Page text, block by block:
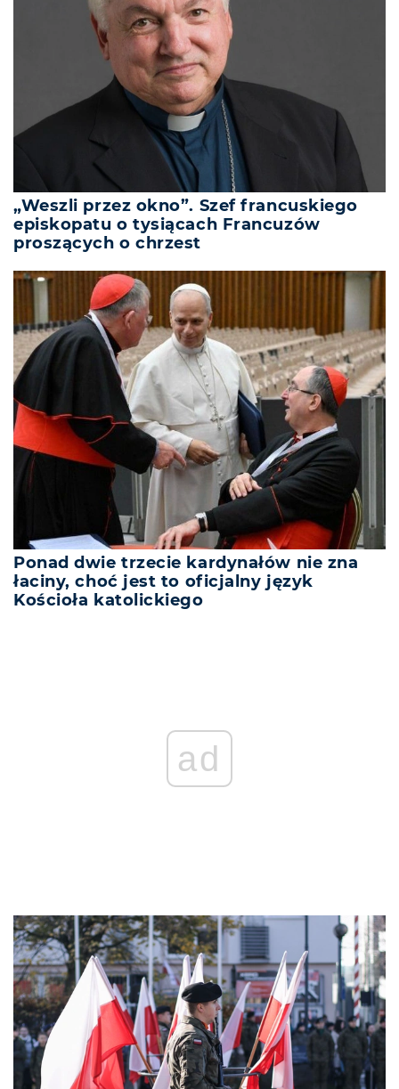
„Weszli przez okno”. Szef francuskiego
episkopatu o tysiącach Francuzów
proszących o chrzest
Ponad dwie trzecie kardynałów nie zna
łaciny, choć jest to oficjalny język
Kościoła katolickiego
ad